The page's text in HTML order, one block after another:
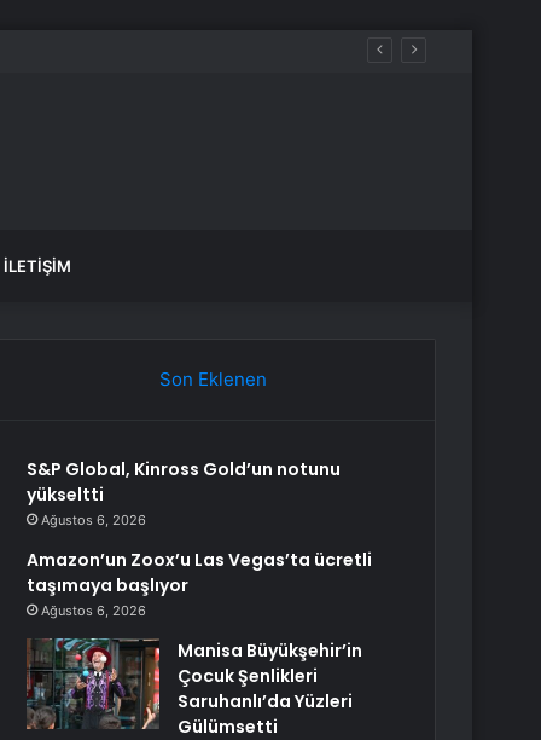
İLETIŞIM
Son Eklenen
S&P Global, Kinross Gold’un notunu
yükseltti
Ağustos 6, 2026
Amazon’un Zoox’u Las Vegas’ta ücretli
taşımaya başlıyor
Ağustos 6, 2026
Manisa Büyükşehir’in
Çocuk Şenlikleri
Saruhanlı’da Yüzleri
Gülümsetti